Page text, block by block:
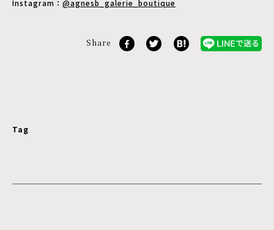
Instagram： @agnesb_galerie_boutique
Share
Tag